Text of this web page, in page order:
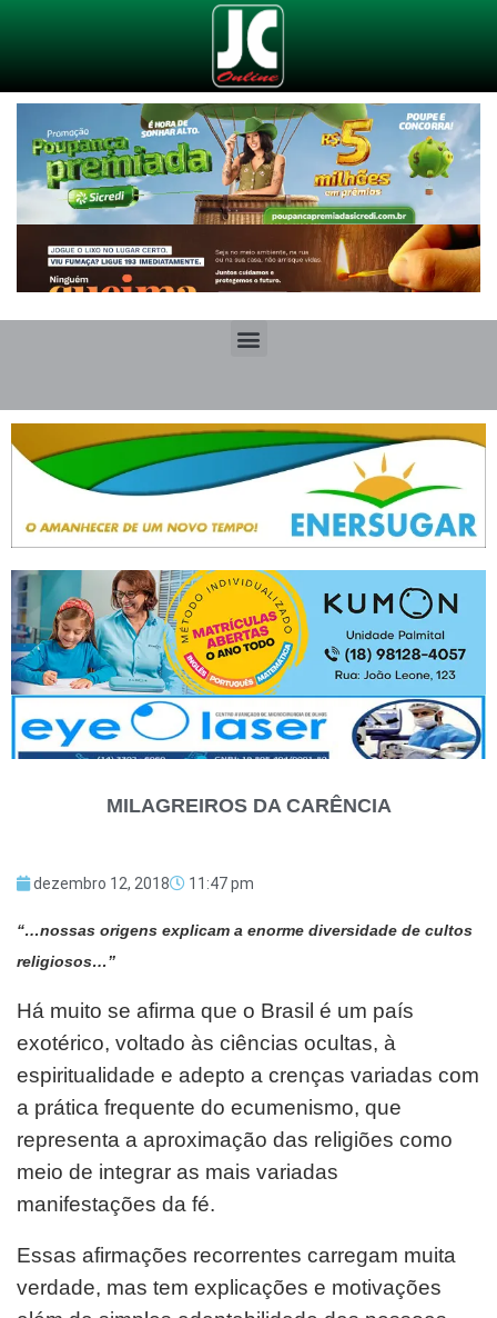
MILAGREIROS DA CARÊNCIA
dezembro 12, 2018 11:47 pm
“…nossas origens explicam a enorme diversidade de cultos
religiosos…”
Há muito se afirma que o Brasil é um país
exotérico, voltado às ciências ocultas, à
espiritualidade e adepto a crenças variadas com
a prática frequente do ecumenismo, que
representa a aproximação das religiões como
meio de integrar as mais variadas
manifestações da fé.
Essas afirmações recorrentes carregam muita
verdade, mas tem explicações e motivações